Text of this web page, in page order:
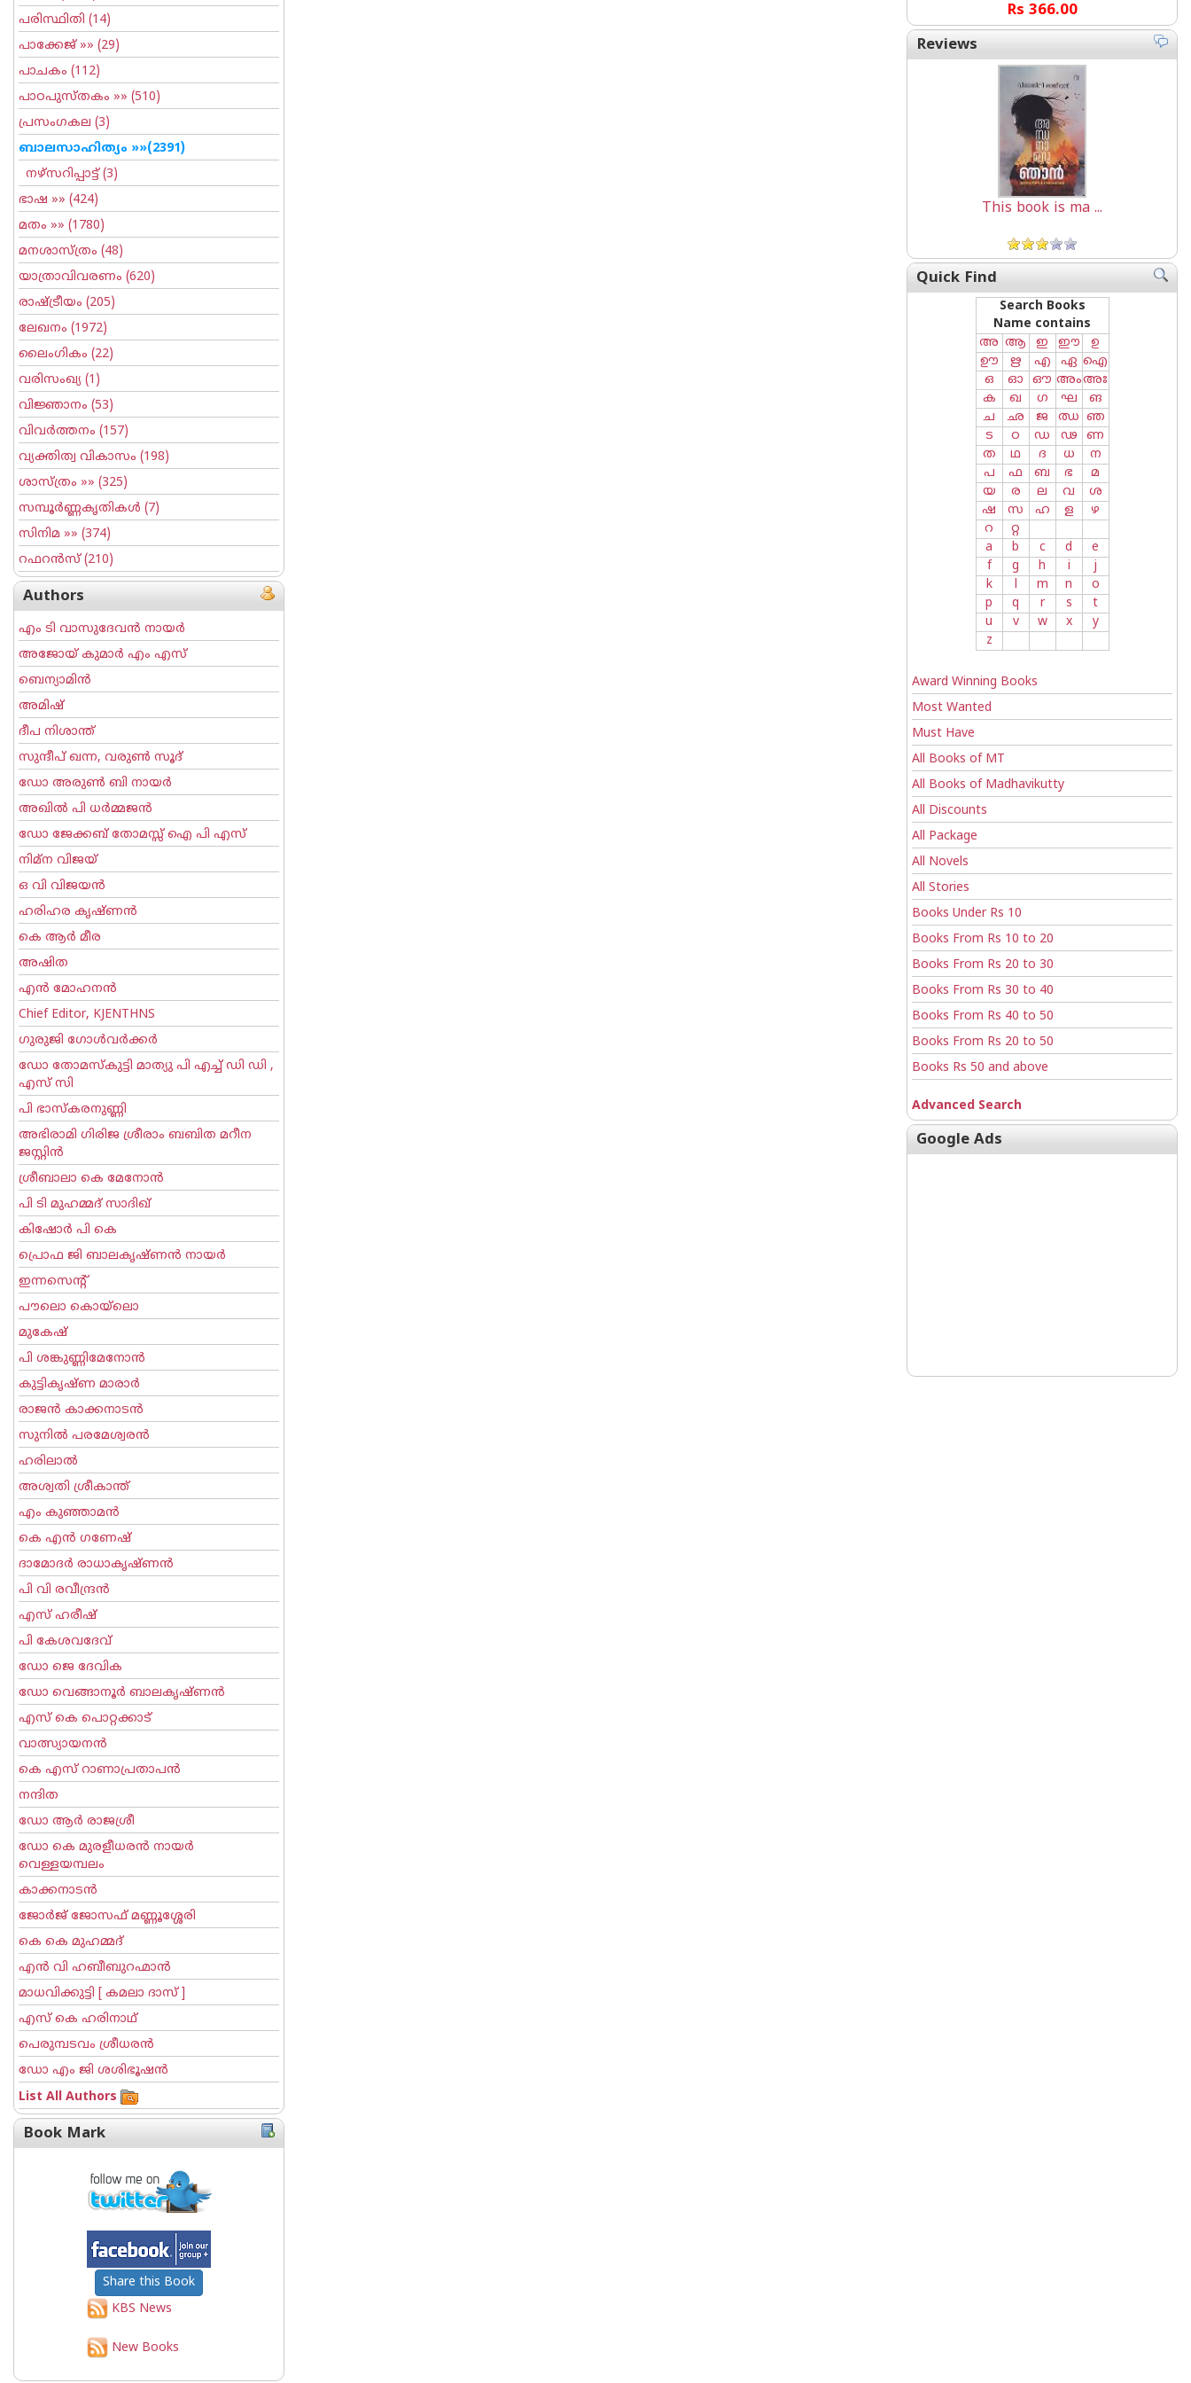
പരിസ്ഥിതി (14)
പാക്കേജ് »» (29)
പാചകം (112)
പാഠപുസ്തകം »» (510)
പ്രസംഗകല (3)
ബാലസാഹിത്യം »»(2391)
നഴ്സറിപ്പാട്ട്(3)
ഭാഷ »» (424)
മതം »» (1780)
മനശാസ്ത്രം (48)
യാത്രാവിവരണം (620)
രാഷ്ട്രീയം (205)
ലേഖനം (1972)
ലൈംഗികം (22)
വരിസംഖ്യ (1)
വിജ്ഞാനം (53)
വിവര്‍ത്തനം (157)
വ്യക്തിത്വ വികാസം (198)
ശാസ്ത്രം »» (325)
സമ്പൂര്‍ണ്ണകൃതികള്‍ (7)
സിനിമ »» (374)
റഫറന്‍സ്(210)
Authors
എം ടി വാസുദേവന്‍ നായര്‍
അജോയ് കുമാര്‍ എം എസ്
ബെന്യാമിന്‍
അമിഷ്
ദീപ നിശാന്ത്
സുന്ദീപ് ഖന്ന, വരുൺ സൂദ്
ഡോ അരുണ്‍ ബി നായര്‍
അഖില്‍ പി ധര്‍മ്മജന്‍
ഡോ ജേക്കബ് തോമസ്സ് ഐ പി എസ്
നിമ്ന വിജയ്
ഒ വി വിജയന്‍
ഹരിഹര കൃഷ്ണൻ
കെ ആര്‍ മീര
അഷിത
എന്‍ മോഹനന്‍
Chief Editor, KJENTHNS
ഗുരുജി ഗോള്‍‌വര്‍ക്കര്‍
ഡോ തോമസ്കുട്ടി മാത്യു പി എച്ച് ഡി ഡി ,
എസ് സി
പി ഭാസ്കരനുണ്ണി
അഭിരാമി ഗിരിജ ശ്രീരാം ബബിത മറീന
ജസ്റ്റിന്‍
ശ്രീബാലാ കെ മേനോന്‍
പി ടി മുഹമ്മദ് സാദിഖ്‌
കിഷോർ പി കെ
പ്രൊഫ ജി ബാലകൃഷ്ണന്‍ നായര്‍
ഇന്നസെന്റ്‌
പൗലൊ കൊയ്ലൊ
മുകേഷ്
പി ശങ്കുണ്ണിമേനോന്‍
കുട്ടികൃഷ്ണ മാരാര്‍
രാജന്‍ കാക്കനാടന്‍
സുനില്‍ പരമേശ്വരന്‍
ഹരിലാല്‍
അശ്വതി ശ്രീകാന്ത്
എം കുഞ്ഞാമന്‍
കെ എന്‍ ഗണേഷ്
ദാമോദർ രാധാകൃഷ്ണൻ
പി വി രവീന്ദ്രന്‍
എസ് ഹരീഷ്
പി കേശവദേവ്‌
ഡോ ജെ ദേവിക
ഡോ വെങ്ങാനൂര്‍ ബാലകൃഷ്ണന്‍
എസ്‌ കെ പൊറ്റക്കാട്‌
വാത്സ്യായനന്‍
കെ എസ് റാണാപ്രതാപന്‍
നന്ദിത
ഡോ ആര്‍ രാജശ്രീ
ഡോ കെ മുരളീധരന്‍ നായര്‍
വെള്ളയമ്പലം
കാക്കനാടന്‍
ജോര്‍ജ് ജോസഫ് മണ്ണൂശ്ശേരി
കെ കെ മുഹമ്മദ്
എന്‍ വി ഹബീബുറഹ്മാന്‍
മാധവിക്കുട്ടി [ കമലാ ദാസ് ]
എസ് കെ ഹരിനാഥ്
പെരുമ്പടവം ശ്രീധര‌ന്‍
ഡോ എം ജി ശശിഭൂഷന്‍
List All Authors
Book Mark
Share this Book
KBS News
New Books
Rs 366.00
Reviews
This book is ma ...
Quick Find
Search Books
Name contains
അ ആ ഇ ഈ
ഉ
ഊ
ഋ എ ഏ ഐ
ഒ
ഓ ഔ അംഅഃ
ക
ഖ ഗ ഘ
ങ
ച
ഛ ജ ഝ ഞ
ട
ഠ ഡ ഢ
ണ
ത
ഥ ദ ധ
ന
പ
ഫ ബ ഭ
മ
യ
ര ല വ
ശ
ഷ
സ ഹ ള
ഴ
റ
റ്റ
a
b c d
e
f
g h i
j
k
l m n
o
p
q r s
t
u
v w x
y
z
Award Winning Books
Most Wanted
Must Have
All Books of MT
All Books of Madhavikutty
All Discounts
All Package
All Novels
All Stories
Books Under Rs 10
Books From Rs 10 to 20
Books From Rs 20 to 30
Books From Rs 30 to 40
Books From Rs 40 to 50
Books From Rs 20 to 50
Books Rs 50 and above
Advanced Search
Google Ads